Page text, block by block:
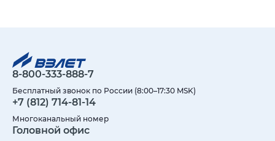
8-800-333-888-7
Бесплатный звонок по России (8:00–17:30 MSK)
+7 (812) 714-81-14
Многоканальный номер
Головной офис